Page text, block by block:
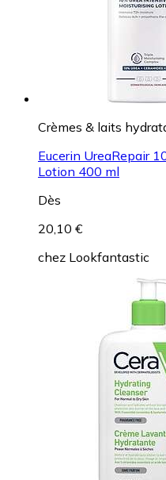
Crèmes & laits
Eucerin UreaRepair
Lotion 400 ml
Dès
20,10 €
chez Lookfantastic